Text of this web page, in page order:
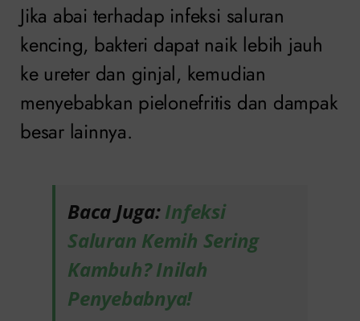
Jika abai terhadap infeksi saluran
kencing, bakteri dapat naik lebih jauh
ke ureter dan ginjal, kemudian
menyebabkan pielonefritis dan dampak
besar lainnya.
Baca Juga:Infeksi
Saluran Kemih Sering
Kambuh? Inilah
Penyebabnya!